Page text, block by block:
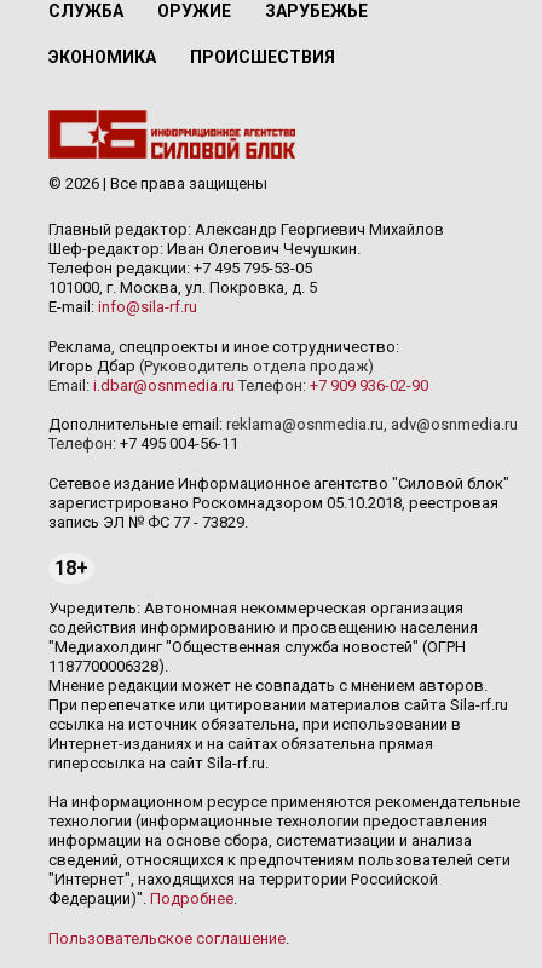
СЛУЖБА ОРУЖИЕ ЗАРУБЕЖЬЕ
ЭКОНОМИКА ПРОИСШЕСТВИЯ
© 2026 | Все права защищены
Главный редактор: Александр Георгиевич Михайлов
Шеф-редактор: Иван Олегович Чечушкин.
Телефон редакции: +7 495 795-53-05
101000, г. Москва, ул. Покровка, д. 5
E-mail: info@sila-rf.ru
Реклама, спецпроекты и иное сотрудничество:
Игорь Дбар (Руководитель отдела продаж)
Email: i.dbar@osnmedia.ru Телефон: +7 909 936-02-90
Дополнительные email: reklama@osnmedia.ru, adv@osnmedia.ru
Телефон: +7 495 004-56-11
Сетевое издание Информационное агентство "Силовой блок"
зарегистрировано Роскомнадзором 05.10.2018, реестровая
запись ЭЛ № ФС 77 - 73829.
18+
Учредитель: Автономная некоммерческая организация
содействия информированию и просвещению населения
"Медиахолдинг "Общественная служба новостей" (ОГРН
1187700006328).
Мнение редакции может не совпадать с мнением авторов.
При перепечатке или цитировании материалов сайта Sila-rf.ru
ссылка на источник обязательна, при использовании в
Интернет-изданиях и на сайтах обязательна прямая
гиперссылка на сайт Sila-rf.ru.
На информационном ресурсе применяются рекомендательные
технологии (информационные технологии предоставления
информации на основе сбора, систематизации и анализа
сведений, относящихся к предпочтениям пользователей сети
"Интернет", находящихся на территории Российской
Федерации)". Подробнее.
Пользовательское соглашение.